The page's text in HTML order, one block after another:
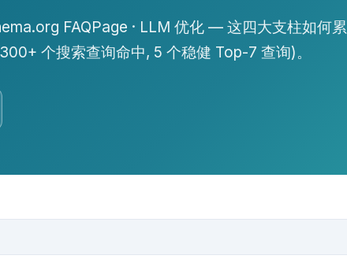
FAQPage · LLM 优化 — 这四大支柱如何累
个搜索查询命中, 5 个稳健 Top-7 查询)。